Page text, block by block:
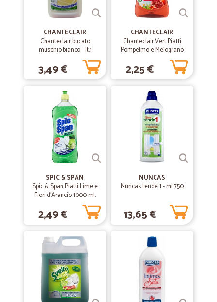
ONESTI E VELOCI. GRAZIE
27/12/2019
—Claudio C.
Servizio ottimo
Servizio ottimo. Veloce e preciso. Lo consiglio.
—
Azienda al servizio
L'assistenza e la disponibilità dimostrata dal personale è stata
CHANTECLAIR
Chanteclair bucato
muschio bianco - lt.1
3,49 €
CHANTECLAIR
Chanteclair Vert Piatti
Pompelmo e Melograno
2,25 €
SPIC & SPAN
Spic & Span Piatti Lime e
Fiori d'Arancio 1000 ml.
2,49 €
NUNCAS
Nuncas tende 1 - ml.750
13,65 €